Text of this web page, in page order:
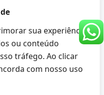
sua experiência
ou conteúdo
tráfego. Ao clicar
com nosso uso
- CNPJ 32.237.149/0001-